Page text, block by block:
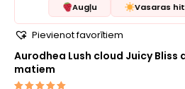
Augļu Vasaras
Pievienot favorītiem
Aurodhea Lush cloud Juicy
matiem